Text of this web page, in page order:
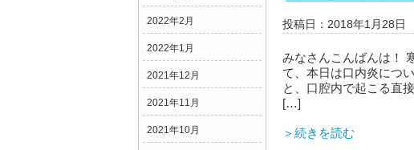
2022年2月
2022年1月
2021年12月
2021年11月
2021年10月
投稿日：2018年1月28日
みなさんこんばんは！
て、本日は口内炎につ
と、口腔内で起こる直
[…]
＞続きを読む